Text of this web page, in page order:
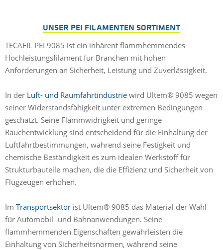
UNSER PEI FILAMENTEN SORTIMENT
TECAFIL PEI 9085 ist ein inhärent flammhemmendes
Hochleistungsfilament für Branchen mit hohen
Anforderungen an Sicherheit, Leistung und Zuverlässigkeit.
In der Luft- und Raumfahrtindustrie wird Ultem® 9085 wegen
seiner Widerstandsfähigkeit unter extremen Bedingungen
geschätzt. Seine Flammwidrigkeit und geringe
Rauchentwicklung sind entscheidend für die Einhaltung der
Luftfahrtbestimmungen, während seine Festigkeit und
chemische Beständigkeit es zum idealen Werkstoff für
Strukturbauteile machen, die die Effizienz und Sicherheit von
Flugzeugen erhöhen.
Im Transportsektor ist Ultem® 9085 das Material der Wahl
für Automobil- und Bahnanwendungen. Seine
flammhemmenden Eigenschaften gewährleisten die
Einhaltung von Sicherheitsnormen, während seine